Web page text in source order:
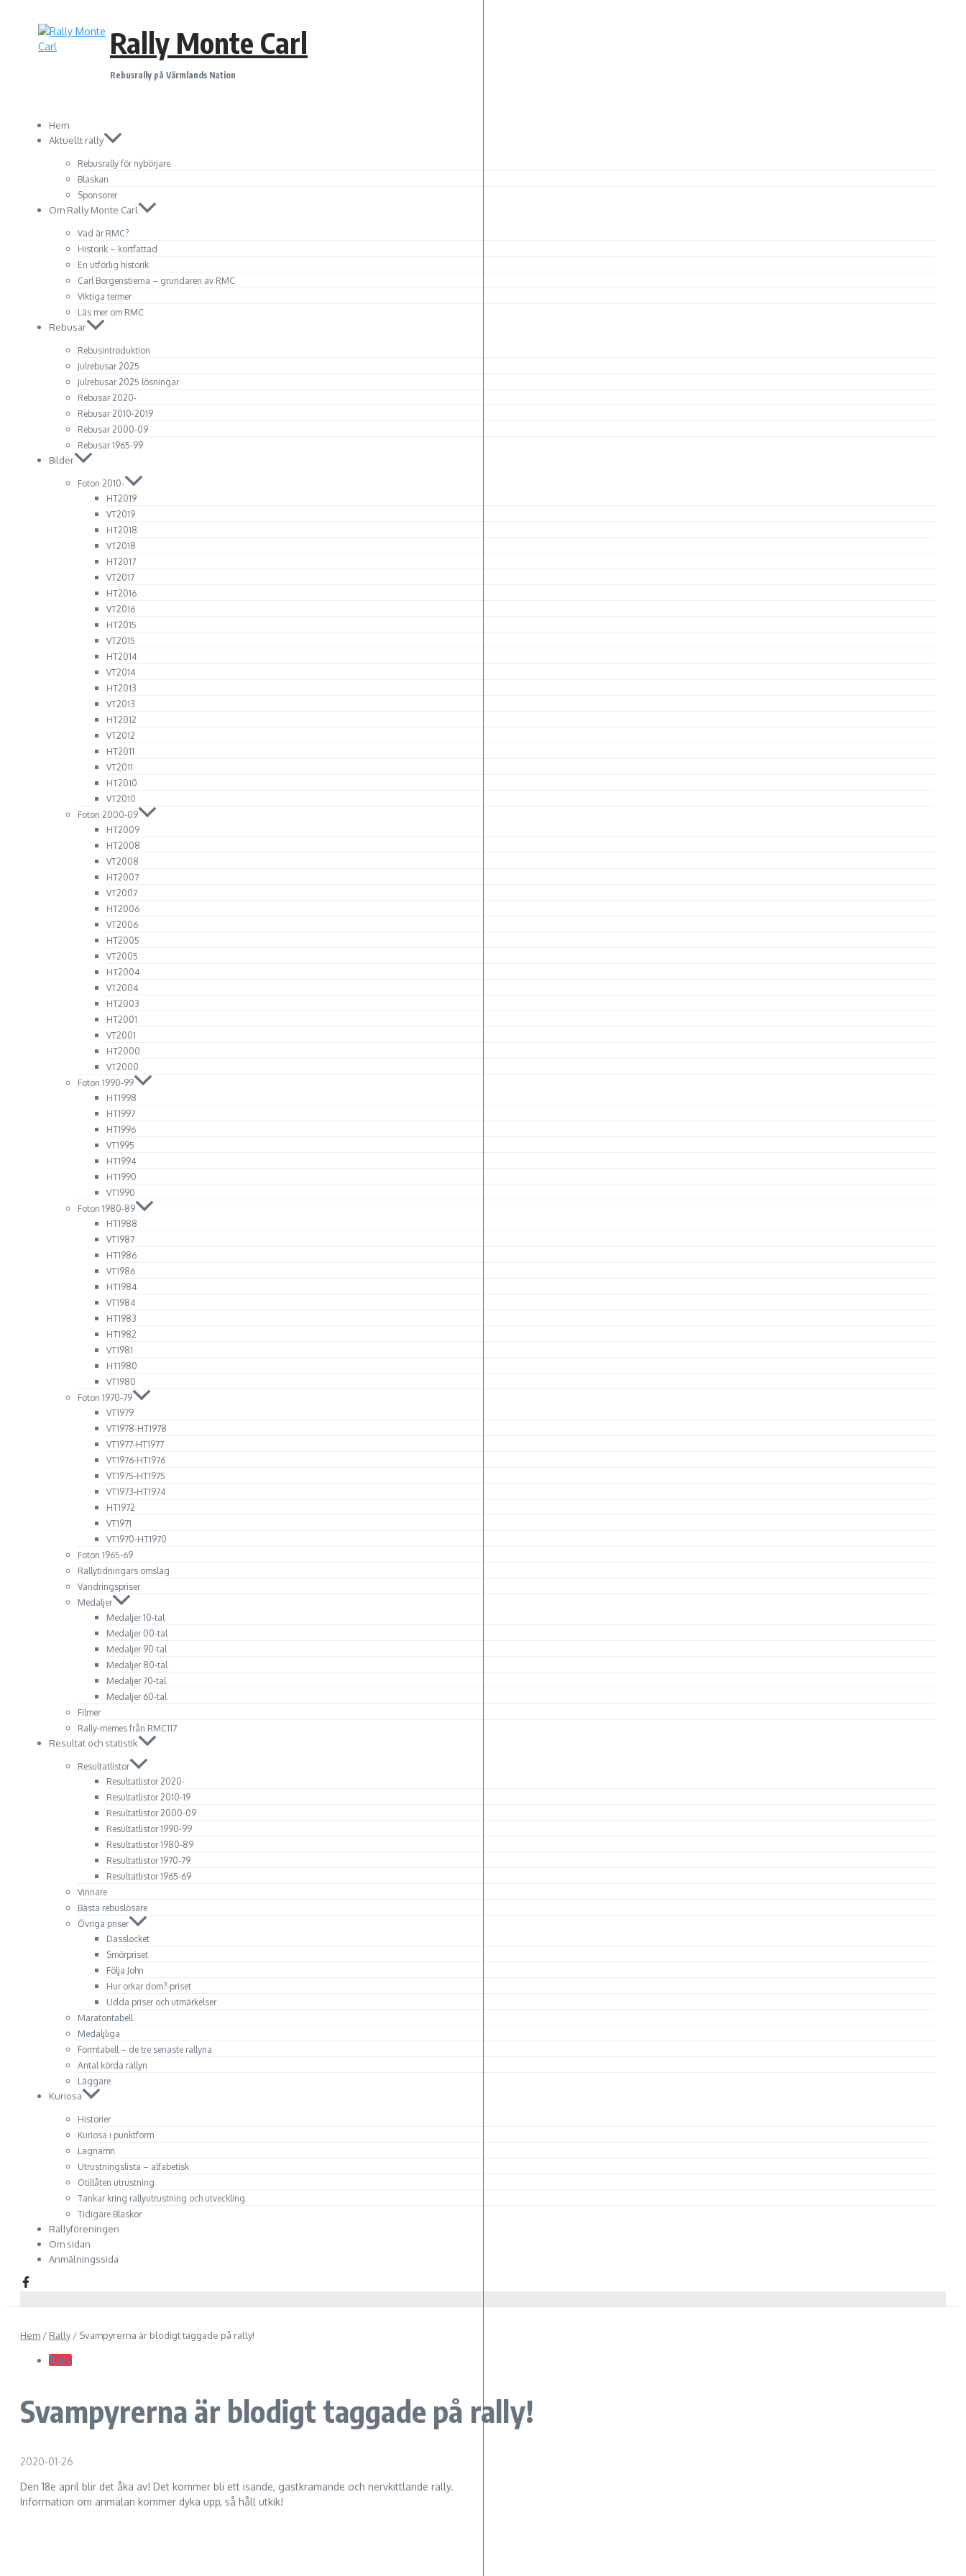
innehåll
Rally Monte Carl
Rebusrally på Värmlands Nation
Hem
Aktuellt rally
Rebusrally för nybörjare
Blaskan
Sponsorer
Om Rally Monte Carl
Vad är RMC?
Historik – kortfattad
En utförlig historik
Carl Borgenstierna – grundaren av RMC
Viktiga termer
Läs mer om RMC
Rebusar
Rebusintroduktion
Julrebusar 2025
Julrebusar 2025 lösningar
Rebusar 2020-
Rebusar 2010-2019
Rebusar 2000-09
Rebusar 1965-99
Bilder
Foton 2010-
HT2019
VT2019
HT2018
VT2018
HT2017
VT2017
HT2016
VT2016
HT2015
VT2015
HT2014
VT2014
HT2013
VT2013
HT2012
VT2012
HT2011
VT2011
HT2010
VT2010
Foton 2000-09
HT2009
HT2008
VT2008
HT2007
VT2007
HT2006
VT2006
HT2005
VT2005
HT2004
VT2004
HT2003
HT2001
VT2001
HT2000
VT2000
Foton 1990-99
HT1998
HT1997
HT1996
VT1995
HT1994
HT1990
VT1990
Foton 1980-89
HT1988
VT1987
HT1986
VT1986
HT1984
VT1984
HT1983
HT1982
VT1981
HT1980
VT1980
Foton 1970-79
VT1979
VT1978-HT1978
VT1977-HT1977
VT1976-HT1976
VT1975-HT1975
VT1973-HT1974
HT1972
VT1971
VT1970-HT1970
Foton 1965-69
Rallytidningars omslag
Vandringspriser
Medaljer
Medaljer 10-tal
Medaljer 00-tal
Medaljer 90-tal
Medaljer 80-tal
Medaljer 70-tal
Medaljer 60-tal
Filmer
Rally-memes från RMC117
Resultat och statistik
Resultatlistor
Resultatlistor 2020-
Resultatlistor 2010-19
Resultatlistor 2000-09
Resultatlistor 1990-99
Resultatlistor 1980-89
Resultatlistor 1970-79
Resultatlistor 1965-69
Vinnare
Bästa rebuslösare
Övriga priser
Dasslocket
Smörpriset
Följa John
Hur orkar dom?-priset
Udda priser och utmärkelser
Maratontabell
Medaljliga
Formtabell – de tre senaste rallyna
Antal körda rallyn
Läggare
Kuriosa
Historier
Kuriosa i punktform
Lagnamn
Utrustningslista – alfabetisk
Otillåten utrustning
Tankar kring rallyutrustning och utveckling
Tidigare Blaskor
Rallyföreningen
Om sidan
Anmälningssida
Hem / Rally/ Svampyrerna är blodigt taggade på rally!
Rally
Svampyrerna är blodigt taggade på rally!
2020-01-26
Den 18e april blir det åka av! Det kommer bli ett isande, gastkramande och nervkittlande rally.
Information om anmälan kommer dyka upp, så håll utkik!